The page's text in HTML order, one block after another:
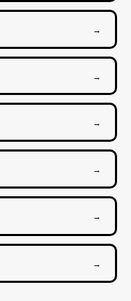
→
→
→
→
→
→